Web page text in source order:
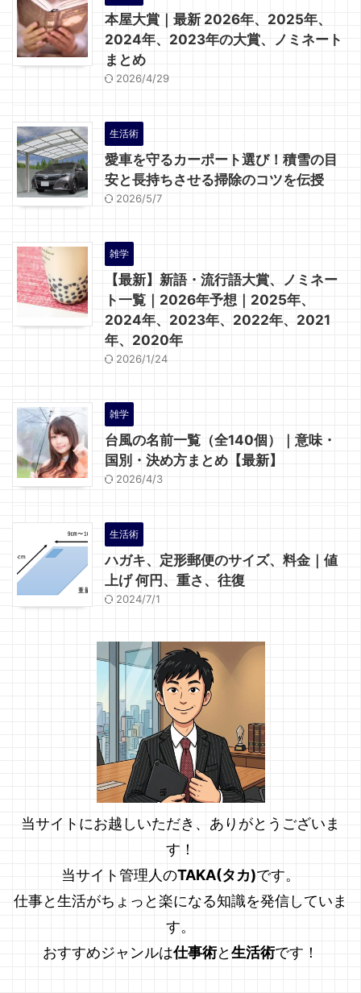
本屋大賞｜最新 2026年、2025年、
2024年、2023年の大賞、ノミネート
まとめ
2026/4/29
生活術
愛車を守るカーポート選び！積雪の目
安と長持ちさせる掃除のコツを伝授
2026/5/7
雑学
【最新】新語・流行語大賞、ノミネー
ト一覧｜2026年予想｜2025年、
2024年、2023年、2022年、2021
年、2020年
2026/1/24
雑学
台風の名前一覧（全140個）｜意味・
国別・決め方まとめ【最新】
2026/4/3
生活術
ハガキ、定形郵便のサイズ、料金｜値
上げ 何円、重さ、往復
2024/7/1
当サイトにお越しいただき、ありがとうございま
す！
当サイト管理人のTAKA(タカ)です。
仕事と生活がちょっと楽になる知識を発信していま
す。
おすすめジャンルは仕事術と生活術です！